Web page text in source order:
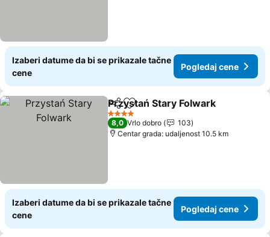
Izaberi datume da bi se prikazale tačne
cene
Pogledaj cene
Deli Dodati u favorite
Przystań Stary Folwark
4 Zvezdice
8,0 Vrlo dobro
103
Centar grada: udaljenost 10.5 km
Izaberi datume da bi se prikazale tačne
cene
Pogledaj cene